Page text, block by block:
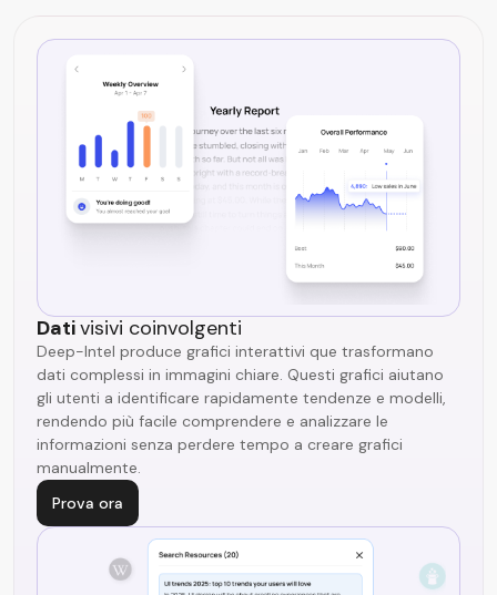
Dativisivi coinvolgenti
Deep-Intel produce grafici interattivi que trasformano
dati complessi in immagini chiare. Questi grafici aiutano
gli utenti a identificare rapidamente tendenze e modelli,
rendendo più facile comprendere e analizzare le
informazioni senza perdere tempo a creare grafici
manualmente.
Prova ora